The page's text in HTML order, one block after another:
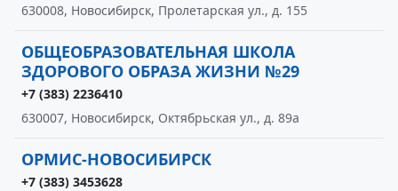
630008, Новосибирск, Пролетарская ул., д. 155
ОБЩЕОБРАЗОВАТЕЛЬНАЯ ШКОЛА
ЗДОРОВОГО ОБРАЗА ЖИЗНИ №29
+7 (383) 2236410
630007, Новосибирск, Октябрьская ул., д. 89а
ОРМИС-НОВОСИБИРСК
+7 (383) 3453628